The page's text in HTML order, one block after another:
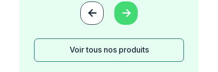
 
Voir tous nos produits